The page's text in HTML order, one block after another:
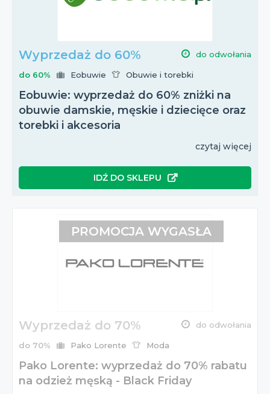
Wyprzedaż do 60% do odwołania
do 60% Eobuwie Obuwie i torebki
Eobuwie: wyprzedaż do 60% zniżki na
obuwie damskie, męskie i dziecięce oraz
torebki i akcesoria
czytaj więcej
IDŹ DO SKLEPU
Wyprzedaż do 70% do odwołania
do 70% Pako Lorente Moda
Pako Lorente: wyprzedaż do 70% rabatu
na odzież męską - Black Friday
PROMOCJA WYGASŁA